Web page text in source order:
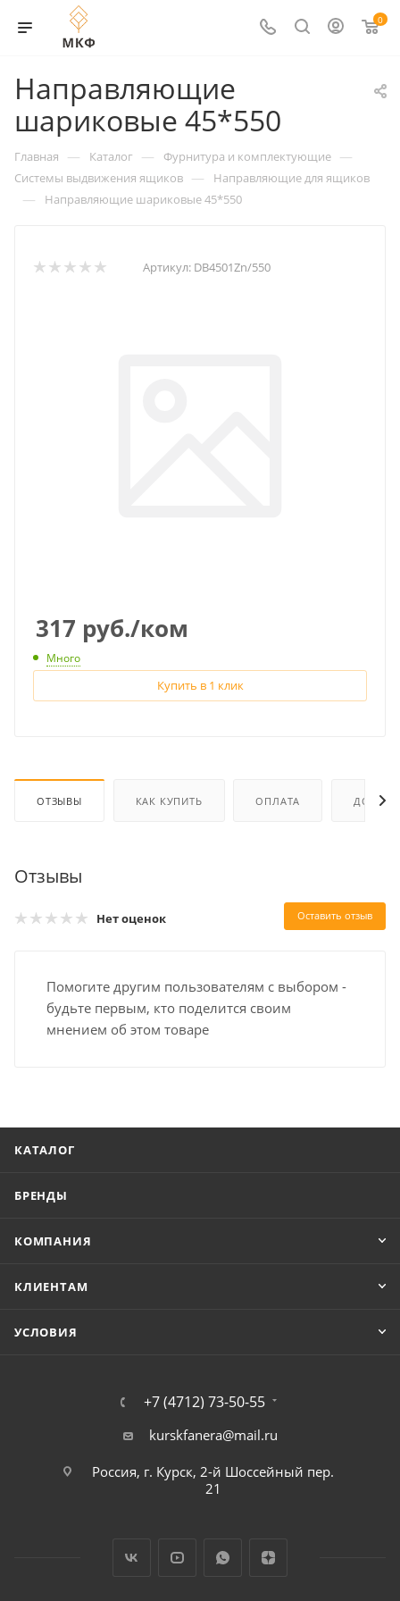
0
Направляющие
шариковые 45*550
Главная — Каталог — Фурнитура и комплектующие —
Системы выдвижения ящиков — Направляющие для ящиков
— Направляющие шариковые 45*550
Артикул: DB4501Zn/550
317 руб./ком
Много
Купить в 1 клик
ОТЗЫВЫ КАК КУПИТЬ ОПЛАТА
Отзывы
Нет оценок Оставить отзыв
Помогите другим пользователям с выбором -
будьте первым, кто поделится своим
мнением об этом товаре
КАТАЛОГ
БРЕНДЫ
КОМПАНИЯ
КЛИЕНТАМ
УСЛОВИЯ
+7 (4712) 73-50-55
kurskfanera@mail.ru
Россия, г. Курск, 2-й Шоссейный пер.
21